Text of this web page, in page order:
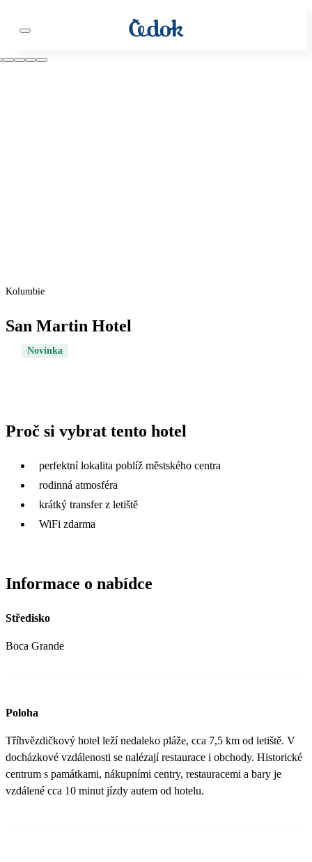
Kolumbie
San Martin Hotel
Novinka
Proč si vybrat tento hotel
perfektní lokalita poblíž městského centra
rodinná atmosféra
krátký transfer z letiště
WiFi zdarma
Informace o nabídce
Středisko
Boca Grande
Poloha
Tříhvězdičkový hotel leží nedaleko pláže, cca 7,5 km od letiště. V
docházkové vzdálenosti se nalézají restaurace i obchody. Historické
centrum s památkami, nákupními centry, restauracemi a bary je
vzdálené cca 10 minut jízdy autem od hotelu.